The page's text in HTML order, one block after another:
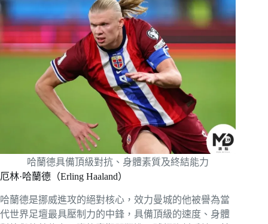
哈蘭德具備頂級對抗、身體素質及終結能力
厄林·哈蘭德（Erling Haaland）
哈蘭德是挪威進攻的絕對核心，效力曼城的他被譽為當
代世界足壇最具壓制力的中鋒，具備頂級的速度、身體